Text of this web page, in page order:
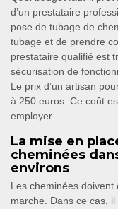
d’un prestataire
pose de tubage de
tubage et de prendre
prestataire qualifié est
sécurisation de
Le prix d’un artisan
à 250 euros. Ce coût
employer.
La mise en
cheminées
environs
Les cheminées
marche. Dans ce cas,